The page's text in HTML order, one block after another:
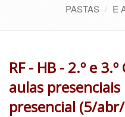
PASTAS E
RF - HB - 2.º e
aulas
presencial (5/